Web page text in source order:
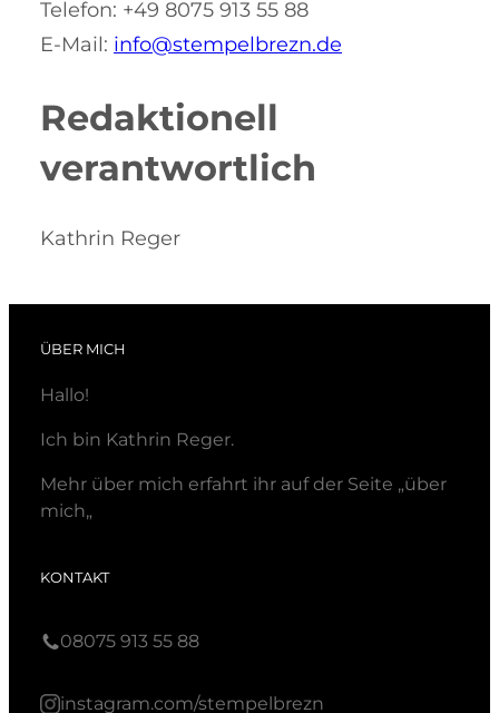
Telefon: +49 8075 913 55 88
E-Mail: info@stempelbrezn.de
Redaktionell
verantwortlich
Kathrin Reger
ÜBER MICH
Hallo!
Ich bin Kathrin Reger.
Mehr über mich erfahrt ihr auf der Seite „über
mich„
KONTAKT
08075 913 55 88
instagram.com/stempelbrezn